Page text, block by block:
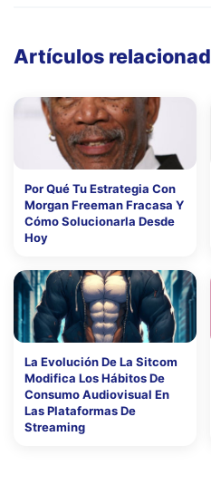
Artículos
Por Qué Tu Estrategia Con
Morgan Freeman Fracasa Y
Cómo Solucionarla Desde
Hoy
La Evolución De La Sitcom
Modifica Los Hábitos De
Consumo Audiovisual En
Las Plataformas De
Streaming